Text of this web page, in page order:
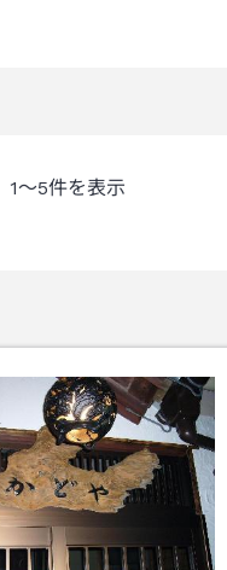
1～5件を表示